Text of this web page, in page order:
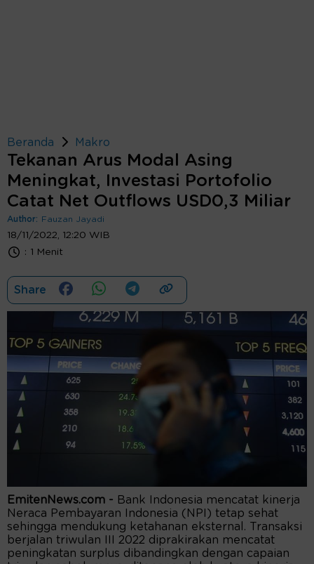
Beranda Makro
Tekanan Arus Modal Asing
Meningkat, Investasi Portofolio
Catat Net Outflows USD0,3 Miliar
Author: Fauzan Jayadi
18/11/2022, 12:20 WIB
: 1 Menit
Share
EmitenNews.com - Bank Indonesia mencatat kinerja
Neraca Pembayaran Indonesia (NPI) tetap sehat
sehingga mendukung ketahanan eksternal. Transaksi
berjalan triwulan III 2022 diprakirakan mencatat
peningkatan surplus dibandingkan dengan capaian